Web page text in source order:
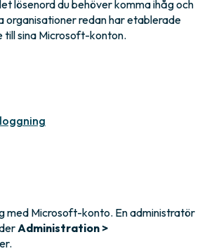
lösenord du behöver komma ihåg och
organisationer redan har etablerade
sina Microsoft-konton.
med Microsoft-konto. En administratör
Administration >